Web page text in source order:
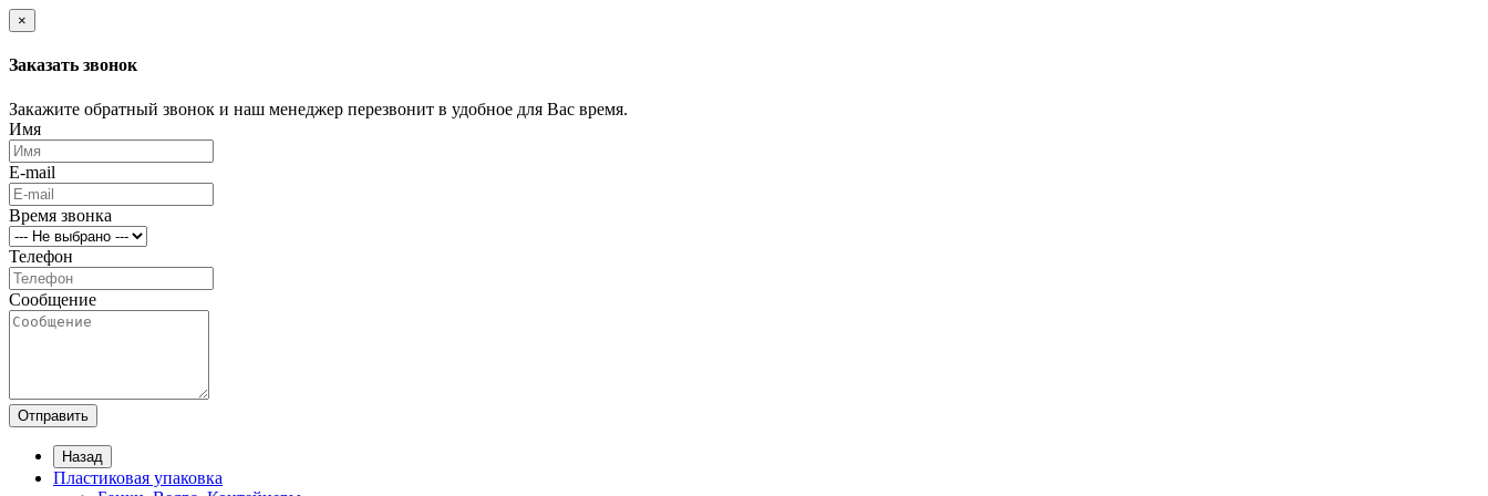
×
Заказать звонок
Закажите обратный звонок и наш менеджер перезвонит в удобное для Вас время.
Имя
E-mail
Время звонка
Телефон
Сообщение
Отправить
Назад
Пластиковая упаковка